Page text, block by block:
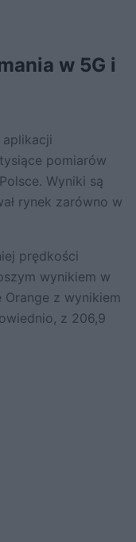
w 5G i
pomiarów
Wyniki są
rynek zarówno w
prędkości
wynikiem w
Orange z wynikiem
z 206,9